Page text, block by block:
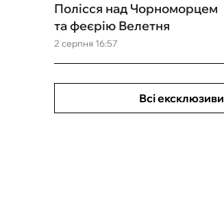
2 серпня 16:57
Полісся над Чорноморцем
та феєрію Велетня
Всі ексклюзиви